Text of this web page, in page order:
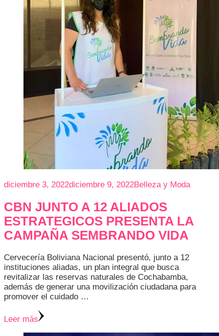
diciembre 3, 2022diciembre 9, 2022Belleza y Moda
CBN JUNTO A 12 ALIADOS
ESTRATEGICOS PRESENTA LA
CAMPAÑA SEMBRANDO VIDA
Cervecería Boliviana Nacional presentó, junto a 12
instituciones aliadas, un plan integral que busca
revitalizar las reservas naturales de Cochabamba,
además de generar una movilización ciudadana para
promover el cuidado …
Leer más